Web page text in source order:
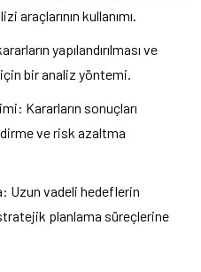
araçlarının kullanımı.
yapılandırılması ve
bir analiz yöntemi.
Kararların sonuçları
ve risk azaltma
Uzun vadeli hedeflerin
planlama süreçlerine